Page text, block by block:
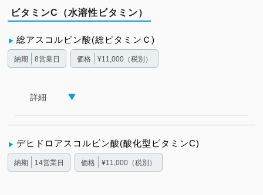
ビタミンC（水溶性ビタミン）
総アスコルビン酸(総ビタミンＣ)
納期 8営業日 価格 ¥11,000（税別）
詳細
デヒドロアスコルビン酸(酸化型ビタミンC)
納期 14営業日 価格 ¥11,000（税別）